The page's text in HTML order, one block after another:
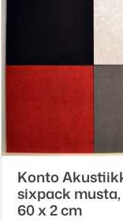
Konto
sixpack
60 x 2 cm